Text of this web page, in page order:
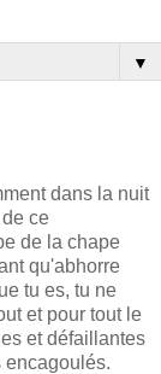
▼
dans la nuit
ce
de la chape
qu'abhorre
tu es, tu ne
et pour tout le
et défaillantes
encagoulés.